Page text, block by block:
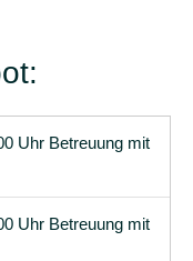
Uhr Betreuung mit
Uhr Betreuung mit